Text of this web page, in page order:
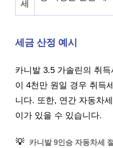
세
세금 산정 예시
카니발 3.5 가솔린의 취
이 4천만 원일 경우 취득
니다. 또한, 연간 자동차
이가 있을 수 있습니다.
💡 카니발 9인승 자동차세